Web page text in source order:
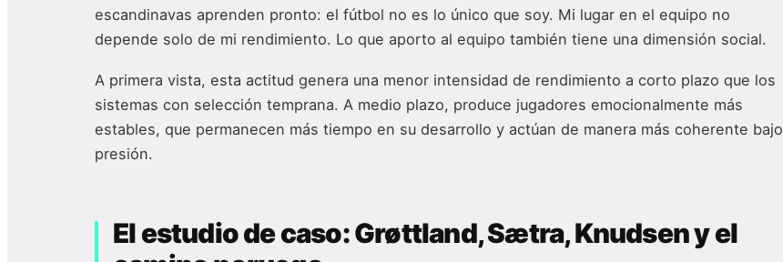
escandinavas aprenden pronto: el fútbol no es lo único que soy. Mi lugar en el equipo no
depende solo de mi rendimiento. Lo que aporto al equipo también tiene una dimensión social.
A primera vista, esta actitud genera una menor intensidad de rendimiento a corto plazo que los
sistemas con selección temprana. A medio plazo, produce jugadores emocionalmente más
estables, que permanecen más tiempo en su desarrollo y actúan de manera más coherente bajo
presión.
El estudio de caso: Grøttland, Sætra, Knudsen y el